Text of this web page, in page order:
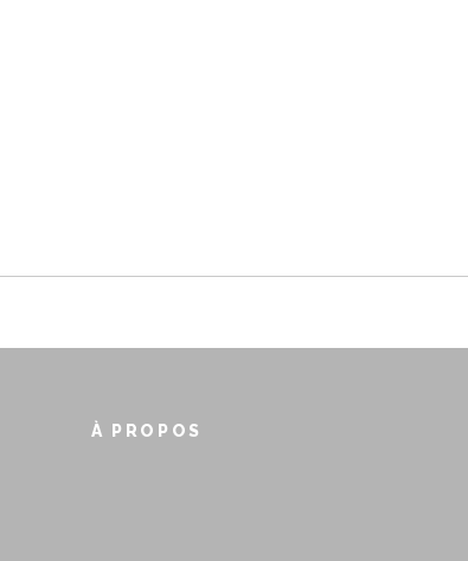
À PROPOS